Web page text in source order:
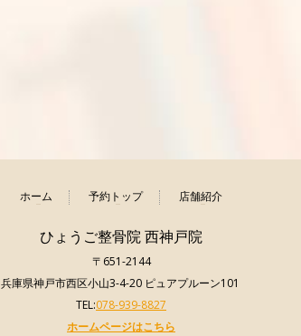
ホーム 予約トップ 店舗紹介
ひょうご整骨院 西神戸院
〒651-2144
兵庫県神戸市西区小山3-4-20 ピュアプルーン101
TEL:078-939-8827
ホームページはこちら